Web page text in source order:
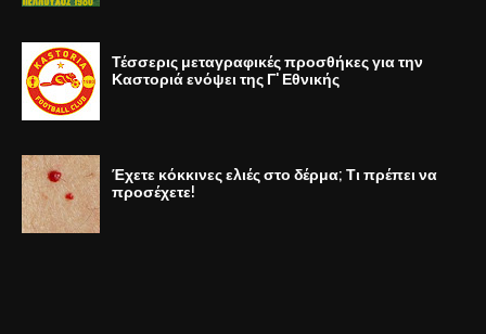
Τέσσερις μεταγραφικές προσθήκες για την
Καστοριά ενόψει της Γ' Εθνικής
Έχετε κόκκινες ελιές στο δέρμα; Τι πρέπει να
προσέχετε!